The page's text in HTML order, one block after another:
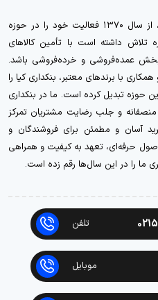
بنکداری کیا با بیش از سه دهه سابقه، از سال ۱۳۷۰ فعالیت خود را در حوزه
تلاش داشته است با تأمین کالاهای
بخش عمده‌فروشی و خرده‌فروشی باشد.
با برندهای معتبر، بنکداری کیا را
حوزه تبدیل کرده است. ما در بنکداری
منصفانه و جلب رضایت مشتریان تمرکز
آسان و مطمئن برای فروشندگان و
حرفه‌ای، تعهد به کیفیت و همراهی
ما را در این سال‌ها رقم زده است.
تلفن
موبایل